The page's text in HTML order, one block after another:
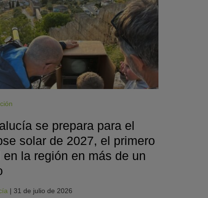
se prepara para el
solar de 2027, el primero
en la región en más de un
| 31 de julio de 2026